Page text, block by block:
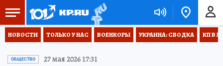
НОВОСТИ ТОЛЬКО У НАС ВОЕНКОРЫ УКРАИНА: СВОДКА КП В
ОБЩЕСТВО 27 мая 2026 17:31